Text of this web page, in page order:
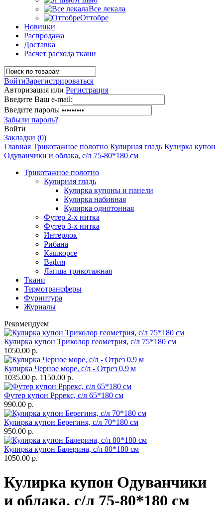
Все лекала
Оттобре
Новинки
Распродажа
Доставка
Расчет расхода ткани
ВойтиЗарегистрироваться
Авторизация или Регистрация
Введите Ваш e-mail:
Введите пароль:
Забыли пароль?
Войти
Закладки (0)
Главная Трикотажное полотно Кулирная гладь Кулирка купон
Одуванчики и облака, с/л 75-80*180 см
Трикотажное полотно
Кулирная гладь
Кулирка купоны и панели
Кулирка набивная
Кулирка однотонная
Футер 2-х нитка
Футер 3-х нитка
Интерлок
Рибана
Кашкорсе
Вафля
Лапша трикотажная
Ткани
Термотрансферы
Фурнитура
Журналы
Рекомендуем
Кулирка купон Триколор геометрия, с/л 75*180 см
1050.00 р.
Кулирка Черное море, с/л - Отрез 0,9 м
1035.00 р. 1150.00 р.
Футер купон Рррекс, с/л 65*180 см
990.00 р.
Кулирка купон Берегиня, с/л 70*180 см
950.00 р.
Кулирка купон Балерина, с/л 80*180 см
1050.00 р.
Кулирка купон Одуванчики
и облака, с/л 75-80*180 см